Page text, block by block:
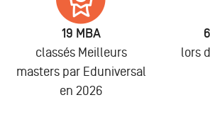
19 MBA
classés Meilleurs
masters par Eduniversal
en 2026
lors